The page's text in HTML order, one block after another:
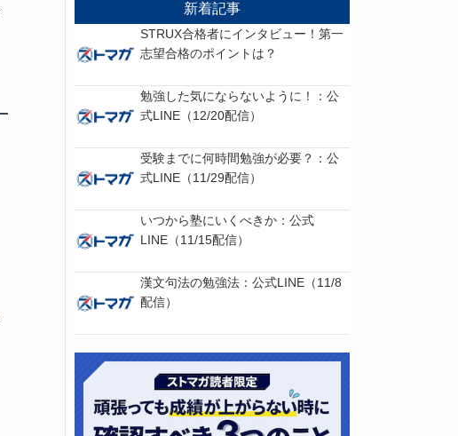
新着記事
STRUX合格者にインタビュー！第一
志望合格のポイントは？
勉強した気にならないように！：公
式LINE（12/20配信）
受験までに何時間勉強が必要？：公
式LINE（11/29配信）
いつから塾にいくべきか：公式
LINE（11/15配信）
漢文句法の勉強法：公式LINE（11/8
配信）